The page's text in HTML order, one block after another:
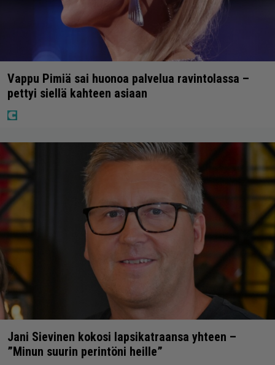
Vappu Pimiä sai huonoa palvelua ravintolassa –
pettyi siellä kahteen asiaan
Jani Sievinen kokosi lapsikatraansa yhteen –
”Minun suurin perintöni heille”